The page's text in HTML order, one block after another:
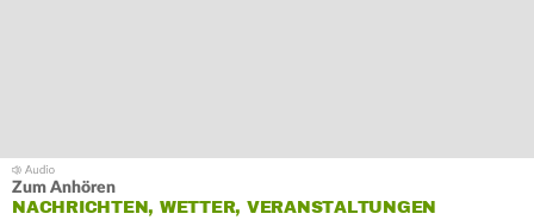
Zum Anhören
NACHRICHTEN, WETTER, VERANSTALTUNGEN